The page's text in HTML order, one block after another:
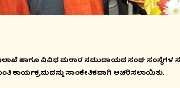
ಇಲಾಖೆ ಹಾಗೂ ವಿವಿಧ ಮರಾಠ ಸಮುದಾಯದ ಸಂಘ ಸಂಸ್ಥೆಗಳ
ಕಾರ್ಯಕ್ರಮವನ್ನು ಸಾಂಕೇತಿಕವಾಗಿ ಆಚರಿಸಲಾಯಿತು.